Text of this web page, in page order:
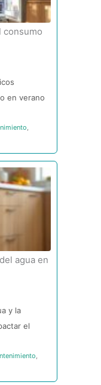
consumo
en verano
,
agua en
y la
el
,